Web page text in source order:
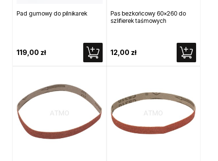
Pad gumowy do pilnikarek
119,00 zł
Pas bezkońcowy 60x260 do
szlifierek taśmowych
12,00 zł